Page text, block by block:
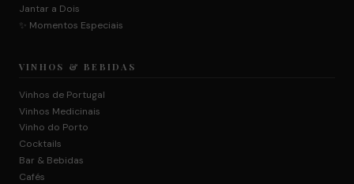
Jantar a Dois
✨ Momentos Especiais
VINHOS & BEBIDAS
Vinhos de Portugal
Vinhos Medicinais
Vinho do Porto
Cocktails
Bar & Bebidas
Cafés